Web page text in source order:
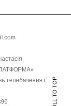
телебачення і